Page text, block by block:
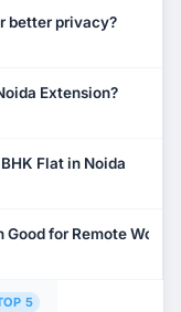
better privacy?
Extension?
Flat in Noida
for Remote Work?
5